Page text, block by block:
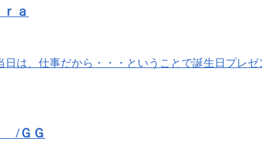
ａ
日は、仕事だから・・・ということで誕生日プレ
/ＧＧ